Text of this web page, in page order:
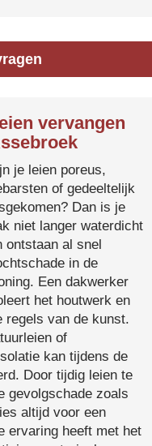
vervangen
je leien poreus,
of gedeeltelijk
Dan is je
niet langer waterdicht
ontstaan al snel
in de
Een dakwerker
het houtwerk en
regels van de kunst.
of
kan tijdens de
Door tijdig leien te
gevolgschade zoals
altijd voor een
ervaring heeft met het